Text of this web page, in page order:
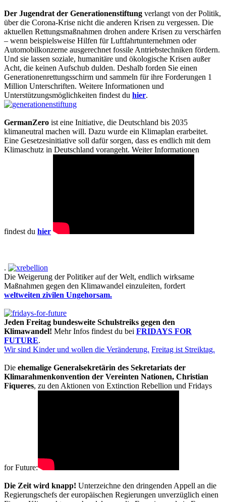
Der Jugendrat der Generationenstiftung verlangt von der Politik,
über die Corona-Krise nicht die anderen Krisen zu vergessen. Die
aktuellen Rettungsmaßnahmen drohen andere Krisen zu verschärfen
– wenn beispielsweise Hilfen für Luftfahrtunternehmen oder
Automobilkonzerne ausgerechnet fossile Antriebstechniken fördern.
Und sie lassen soziale, humanitäre und ökologische Krisen außer
Acht, die keinen Aufschub dulden. Deshalb forden Sie einen
Generationenrettungsschirm und sammeln für ihre Forderungen 1
Million Unterschriften. Weitere Informationen und
Unterstützungsmöglichkeiten findest du hier.
GermanZero ist eine Initiative, die Deutschland bis 2035
klimaneutral machen will. Dazu wurde ein Klimaplan erarbeitet.
Eine Gesetzesinitiative soll dafür sorgen, dass es endlich mit dem
Klimaschutz in Deutschland vorangeht. Weiter Informationen
findest du hier
.
Die Weigerung der Politiker auf der Welt, endlich wirksame
Maßnahmen gegen den Klimawandel einzuleiten, fordert
weltweiten zivilen Ungehorsam.
Jeden Freitag bundesweite Schulstreiks gegen den
Klimawandel! Mehr Infos findest du bei FRIDAYS FOR
FUTURE.
Wir sind Kinder und wollen die Veränderung. Freitag ist Streiktag.
Die ehemalige Generalsekretärin des Sekretariats der
Klimarahmenkonvention der Vereinten Nationen, Christian
Fiqueres, zu den Aktionen von Extinction Rebellion und Fridays
for Future:
Die Zeit wird knapp! Unterzeichne den dringenden Appell an die
Regierungschefs der europäischen Regierungen unverzüglich einen